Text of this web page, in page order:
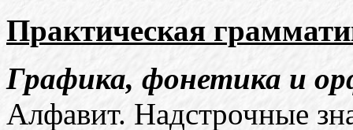
Практическая
Графика, фонетика и
Алфавит. Надстрочные